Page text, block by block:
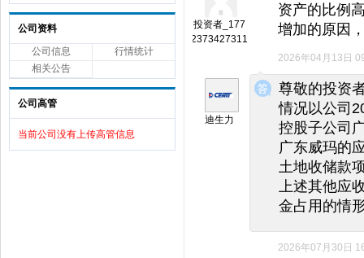
公司资料
公司信息
行情统计
相关公告
公司高管
当前公司没有上传高管信息
投资者_177
2373427311
资产的比例
增加的原因
2026年04月13日
◆
◆
迪生力
尊敬的投资
情况以公司
控股子公司
广东威玛的
土地收储款
上述其他应
金占用的情
2026年07月30日